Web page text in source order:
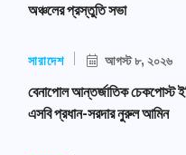
অঞ্চলের প্রস্তুতি সভা
সারাদেশ আগস্ট ৮, ২০২৬
বেনাপোল আন্তর্জাতিক চেকপোস্ট
এসবি প্রধান-সরদার নুরুল আমিন